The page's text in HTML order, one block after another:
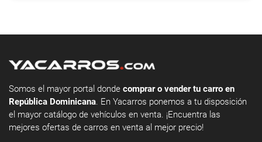
Somos el mayor portal donde comprar o vender tu carro en
República Dominicana. En Yacarros ponemos a tu disposición
el mayor catálogo de vehículos en venta. ¡Encuentra las
mejores ofertas de carros en venta al mejor precio!